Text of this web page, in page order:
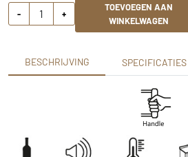
- +
TOEVOEGEN AAN
WINKELWAGEN
BESCHRIJVING SPECIFICATIES